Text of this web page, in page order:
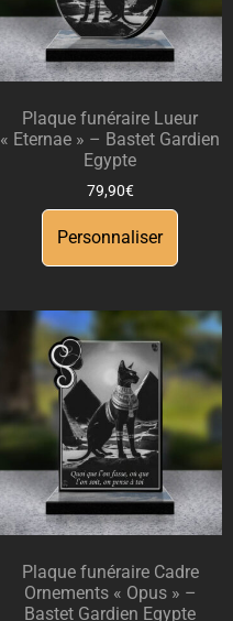
Plaque funéraire Lueur
« Eternae » – Bastet Gardien
Egypte
79,90€
Personnaliser
Plaque funéraire Cadre
Ornements « Opus » –
Bastet Gardien Egypte